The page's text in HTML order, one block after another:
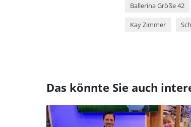
Ballerina Größe 42
Kay Zimmer
Das könnte Sie auch